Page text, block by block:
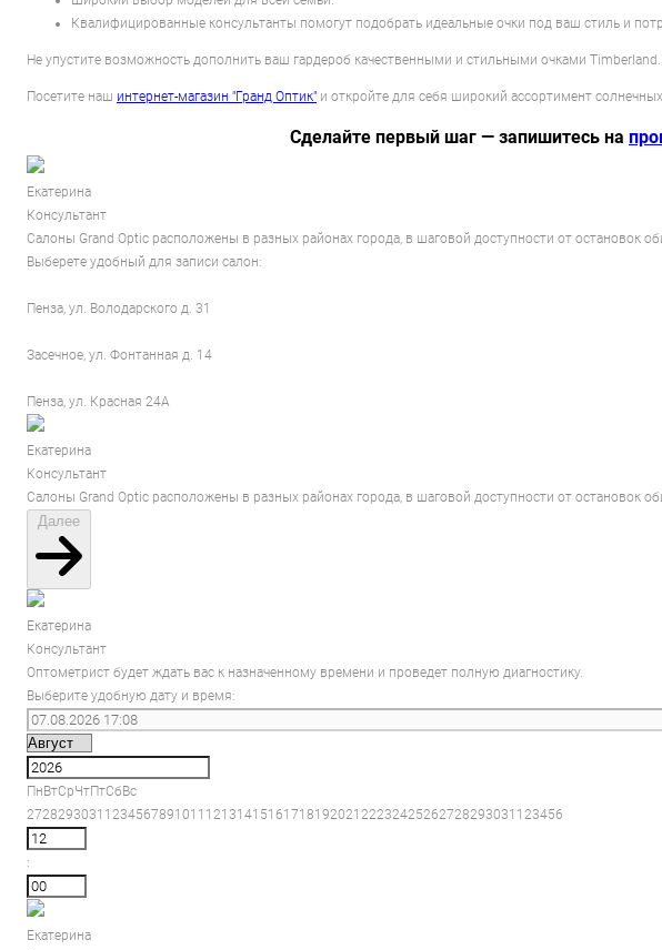
Квалифицированные консультанты помогут подобрать идеальные очки под ваш стиль и
Не упустите возможность дополнить ваш гардероб качественными и стильными очками
Посетите наш интернет-магазин "Гранд Оптик" и откройте для себя широкий ассортимент
Сделайте первый шаг — запишитесь на
Екатерина
Консультант
Салоны Grand Optic расположены в разных районах города, в шаговой доступности от остановок
Выберете удобный для записи салон:
Пенза, ул. Володарского д. 31
Засечное, ул. Фонтанная д. 14
Пенза, ул. Красная 24А
Екатерина
Консультант
Салоны Grand Optic расположены в разных районах города, в шаговой доступности от остановок
Далее
Екатерина
Консультант
Оптометрист будет ждать вас к назначенному времени и проведет полную диагностику.
Выберите удобную дату и время:
ПнВтСрЧтПтСбВс
2728293031 1 234567891011 12131415161718192021 22232425262728293031 1 23456
:
Екатерина